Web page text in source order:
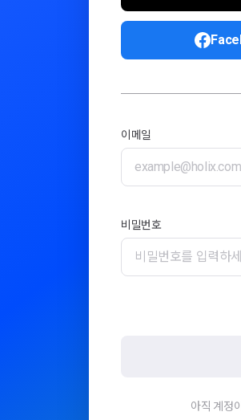
이메일
비밀번호
아직 계정